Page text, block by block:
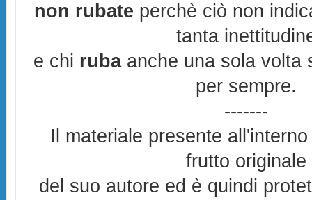
non rubate perchè ciò non
tanta
e chi rubaanche una sola volta
per sempre.
-------
Il materiale presente
frutto originale
del suo autore ed è quindi